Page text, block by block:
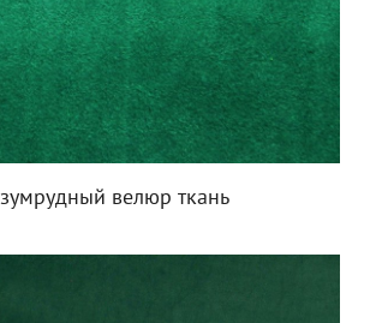
велюр ткань